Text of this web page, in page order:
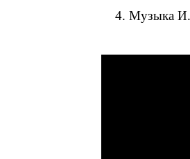
4. Музыка И.